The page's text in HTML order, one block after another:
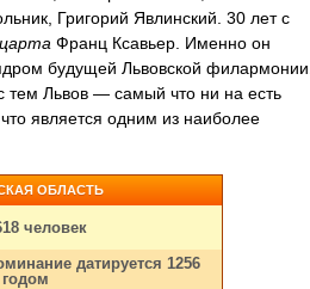
Григорий Явлинский. 30 лет с
Франц Ксавьер. Именно он
будущей Львовской филармонии.
тем Львов — самый что ни на есть
является одним из наиболее
ОБЛАСТЬ
человек
датируется 1256
годом